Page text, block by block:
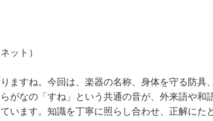
ット）
ますね。今回は、楽器の名称、身体を守る防具
がなの「すね」という共通の音が、外来語や和
います。知識を丁寧に照らし合わせ、正解にた